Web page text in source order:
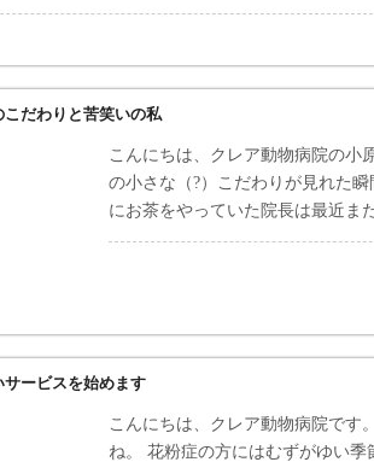
こだわりと苦笑いの私
こんにちは、クレア動物病院の小
の小さな（?）こだわりが見れた
にお茶をやっていた院長は最近
サービスを始めます
こんにちは、クレア動物病院です
ね。 花粉症の方にはむずがゆい